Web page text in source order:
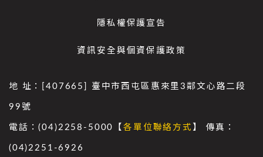
隱私權保護宣告
資訊安全與個資保護政策
地 址：[407665] 臺中市西屯區惠來里3鄰文心路二段
99號
電話：(04)2258-5000【各單位聯絡方式 】 傳真：
(04)2251-6926